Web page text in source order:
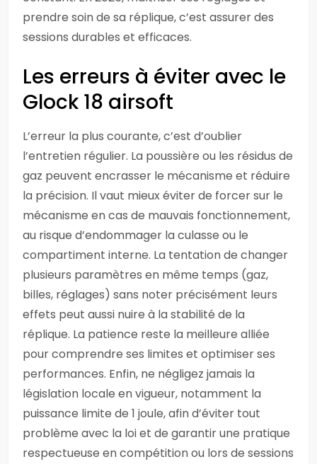
prendre soin de sa réplique, c’est assurer des
sessions durables et efficaces.
Les erreurs à éviter avec le
Glock 18 airsoft
L’erreur la plus courante, c’est d’oublier
l’entretien régulier. La poussière ou les résidus de
gaz peuvent encrasser le mécanisme et réduire
la précision. Il vaut mieux éviter de forcer sur le
mécanisme en cas de mauvais fonctionnement,
au risque d’endommager la culasse ou le
compartiment interne. La tentation de changer
plusieurs paramètres en même temps (gaz,
billes, réglages) sans noter précisément leurs
effets peut aussi nuire à la stabilité de la
réplique. La patience reste la meilleure alliée
pour comprendre ses limites et optimiser ses
performances. Enfin, ne négligez jamais la
législation locale en vigueur, notamment la
puissance limite de 1 joule, afin d’éviter tout
problème avec la loi et de garantir une pratique
respectueuse en compétition ou lors de sessions